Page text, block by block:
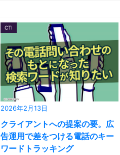
2026年2月13日
CTI
クライアントへの提案の要。広
告運用で差をつける電話のキー
ワードトラッキング